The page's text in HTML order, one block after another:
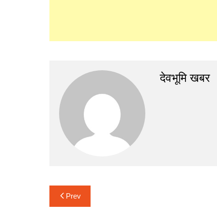
देवभूमि खबर
Post
navigation
Prev